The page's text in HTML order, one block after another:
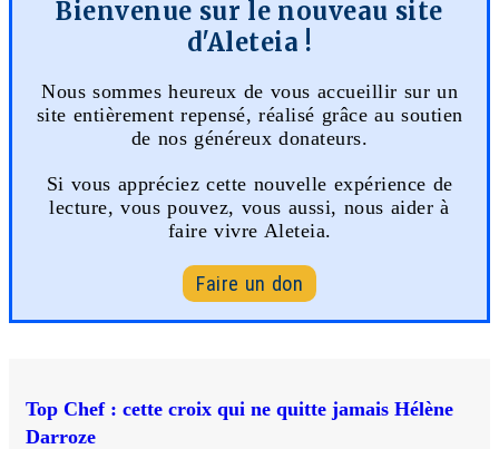
Bienvenue sur le nouveau site
d'Aleteia !
Nous sommes heureux de vous accueillir sur un
site entièrement repensé, réalisé grâce au soutien
de nos généreux donateurs.
Si vous appréciez cette nouvelle expérience de
lecture, vous pouvez, vous aussi, nous aider à
faire vivre Aleteia.
Faire un don
Top Chef : cette croix qui ne quitte jamais Hélène
Darroze